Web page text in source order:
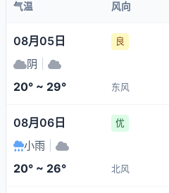
气温
风向
08月05日 良
阴
20° ~ 29° 东风
08月06日 优
小雨
20° ~ 26° 北风